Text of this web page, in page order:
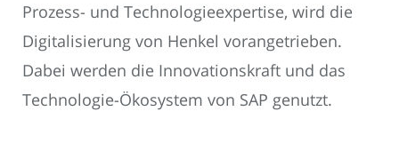
Prozess- und Technologieexpertise, wird die
Digitalisierung von Henkel vorangetrieben.
Dabei werden die Innovationskraft und das
Technologie-Ökosystem von SAP genutzt.